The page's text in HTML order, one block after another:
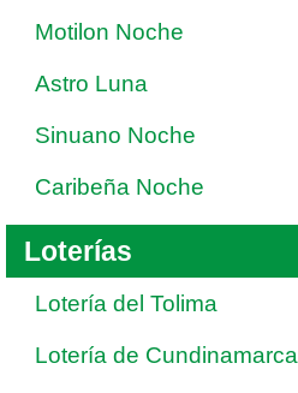
Motilon Noche
Astro Luna
Sinuano Noche
Caribeña Noche
Loterías
Lotería del Tolima
Lotería de Cundinamarca